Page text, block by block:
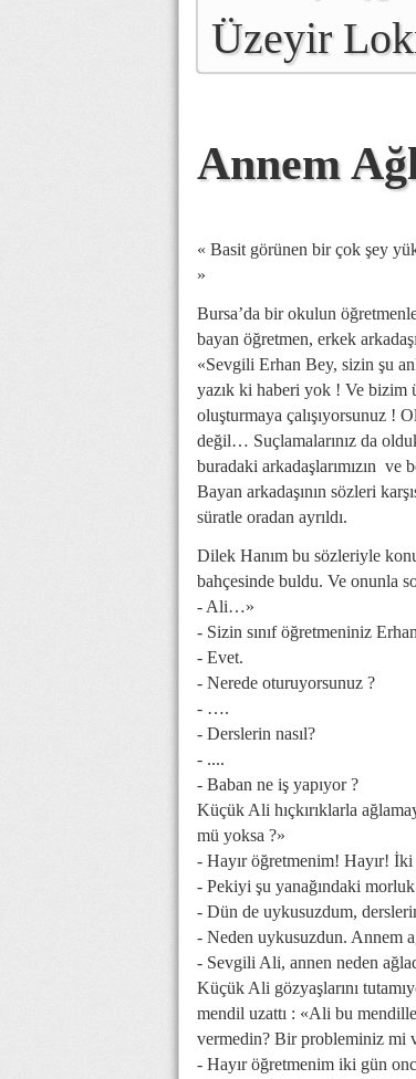
Üzeyir
Annem
« Basit görünen bir çok şey
»
Bursa’da bir okulun
bayan öğretmen, erkek
«Sevgili Erhan Bey, sizin şu
yazık ki haberi yok ! Ve bizim
oluşturmaya çalışıyorsunuz !
değil… Suçlamalarınız da
buradaki arkadaşlarımızın
Bayan arkadaşının sözleri
süratle oradan ayrıldı.
Dilek Hanım bu sözleriyle
bahçesinde buldu. Ve onunla
- Ali…»
- Sizin sınıf öğretmeniniz
- Evet.
- Nerede oturuyorsunuz ?
- ….
- Derslerin nasıl?
- ....
- Baban ne iş yapıyor ?
Küçük Ali hıçkırıklarla
mü yoksa ?»
- Hayır öğretmenim! Hayır!
- Pekiyi şu yanağındaki
- Dün de uykusuzdum,
- Neden uykusuzdun. Annem
- Sevgili Ali, annen neden
Küçük Ali gözyaşlarını
mendil uzattı : «Ali bu
vermedin? Bir probleminiz mi
- Hayır öğretmenim iki gün